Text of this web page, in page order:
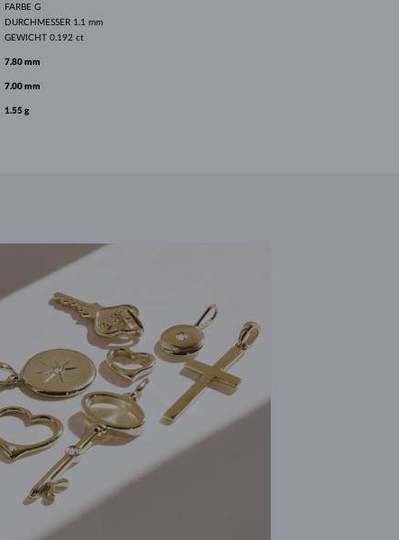
FARBE G
DURCHMESSER 1.1 mm
GEWICHT 0.192 ct
7.80 mm
7.00 mm
1.55 g